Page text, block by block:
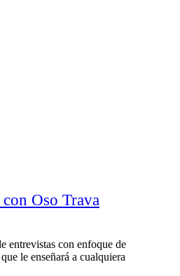
con Oso Trava
entrevistas con enfoque de
le enseñará a cualquiera